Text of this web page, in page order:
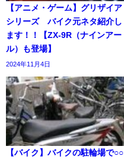
【アニメ・ゲーム】グリザイア
シリーズ バイク元ネタ紹介し
ます！！【ZX-9R（ナインアー
ル）も登場】
2024年11月4日
【バイク】バイクの駐輪場で○○